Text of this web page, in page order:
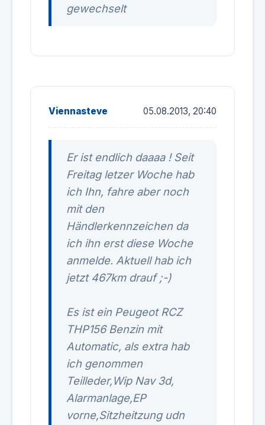
gewechselt
Viennasteve 05.08.2013, 20:40
Er ist endlich daaaa ! Seit
Freitag letzer Woche hab
ich Ihn, fahre aber noch
mit den
Händlerkennzeichen da
ich ihn erst diese Woche
anmelde. Aktuell hab ich
jetzt 467km drauf ;-)
Es ist ein Peugeot RCZ
THP156 Benzin mit
Automatic, als extra hab
ich genommen
Teilleder,Wip Nav 3d,
Alarmanlage,EP
vorne,Sitzheitzung udn